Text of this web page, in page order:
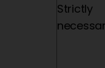
Strictly